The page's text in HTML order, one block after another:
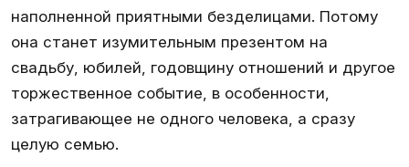
наполненной приятными безделицами. Потому
она станет изумительным презентом на
свадьбу, юбилей, годовщину отношений и другое
торжественное событие, в особенности,
затрагивающее не одного человека, а сразу
целую семью.